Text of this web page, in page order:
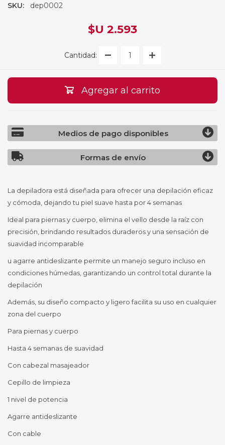
SKU: dep0002
$U 2.593
Cantidad:
Agregar al carrito
Medios de pago disponibles
Formas de envío
La depiladora está diseñada para ofrecer una depilación eficaz
y cómoda, dejando tu piel suave hasta por 4 semanas
Ideal para piernas y cuerpo, elimina el vello desde la raíz con
precisión, brindando resultados duraderos y una sensación de
suavidad incomparable
u agarre antideslizante permite un manejo seguro incluso en
condiciones húmedas, garantizando un control total durante la
depilación
Además, su diseño compacto y ligero facilita su uso en cualquier
zona del cuerpo
Para piernas y cuerpo
Hasta 4 semanas de suavidad
Con cabezal masajeador
Cepillo de limpieza
1 nivel de potencia
Agarre antideslizante
Con cable